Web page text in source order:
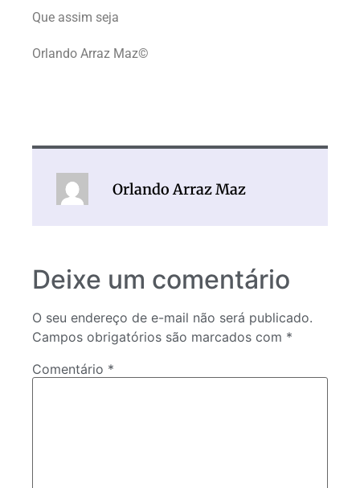
Que assim seja
Orlando Arraz Maz©
Orlando Arraz Maz
Deixe um comentário
O seu endereço de e-mail não será publicado.
Campos obrigatórios são marcados com *
Comentário *